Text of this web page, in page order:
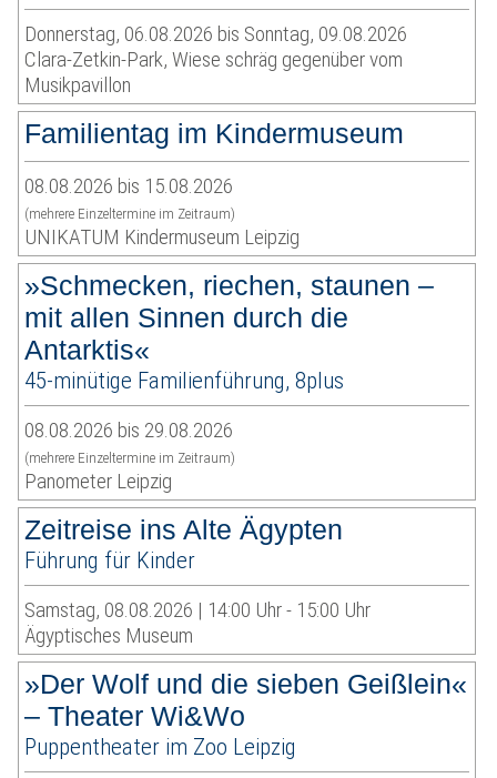
Donnerstag, 06.08.2026 bis Sonntag, 09.08.2026
Clara-Zetkin-Park, Wiese schräg gegenüber vom
Musikpavillon
Familientag im Kindermuseum
08.08.2026 bis 15.08.2026
(mehrere Einzeltermine im Zeitraum)
UNIKATUM Kindermuseum Leipzig
»Schmecken, riechen, staunen –
mit allen Sinnen durch die
Antarktis«
45-minütige Familienführung, 8plus
08.08.2026 bis 29.08.2026
(mehrere Einzeltermine im Zeitraum)
Panometer Leipzig
Zeitreise ins Alte Ägypten
Führung für Kinder
Samstag, 08.08.2026 | 14:00 Uhr - 15:00 Uhr
Ägyptisches Museum
»Der Wolf und die sieben Geißlein«
– Theater Wi&Wo
Puppentheater im Zoo Leipzig